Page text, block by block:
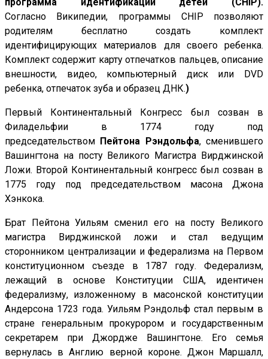
Согласно Википедии, программы CHIP позволяют
родителям бесплатно создать комплект
идентифицирующих материалов для своего ребенка.
Комплект содержит карту отпечатков пальцев, описание
внешности, видео, компьютерный диск или DVD
ребенка, отпечаток зуба и образец ДНК.)
Первый Континентальный Конгресс был созван в
Филадельфии в 1774 году под
председательством Пейтона Рэндольфа, сменившего
Вашингтона на посту Великого Магистра Вирджинской
Ложи. Второй Континентальный конгресс был созван в
1775 году под председательством масона Джона
Хэнкока.
Брат Пейтона Уильям сменил его на посту Великого
магистра Вирджинской ложи и стал ведущим
сторонником централизации и федерализма на Первом
конституционном съезде в 1787 году. Федерализм,
лежащий в основе Конституции США, идентичен
федерализму, изложенному в масонской конституции
Андерсона 1723 года. Уильям Рэндольф стал первым в
стране генеральным прокурором и государственным
секретарем при Джордже Вашингтоне. Его семья
вернулась в Англию верной короне. Джон Маршалл,